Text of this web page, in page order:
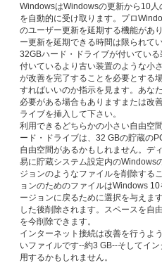
WindowsはWindowsの更新から10
を自動的に受け取ります。プロ
のユーザー更新を延期する機能があ
ー更新を延期できる時間は限られてい
32GBハード・ドライブが付いてい
付いているより古い装置のような小
が改善を完了することを必要とする
すればいいのか指示を見ます。あな
必要がある場合もありますまたは改
ライブを挿入して下さい。
利用できるどちらかの小さい自由空
ード・ドライブは、32 GBの貯蔵の
自由空間があるかもしれません。デ
易に貯蔵システム設定内のWindows
ジョンのようなファイルを削除する
ョンのためのファイルはWindows
ージョンに戻るために選択を与えま
した後削除されます。スペースを自
を今削除できます。
インターネット接続は改善を行うよ
いファイルです--約3 GB--そしてイ
用するかもしれません。